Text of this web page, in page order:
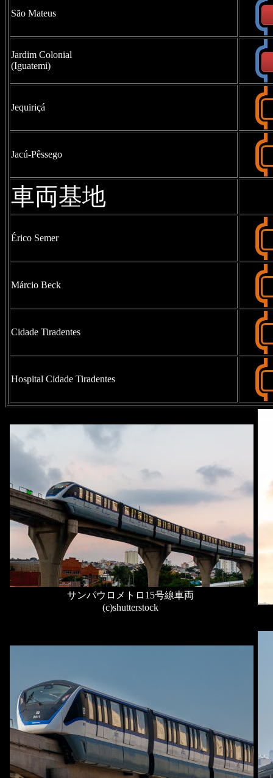
São Mateus
Jardim Colonial
(Iguatemi)
Jequiriçá
Jacú-Pêssego
車両基地
Érico Semer
Márcio Beck
Cidade Tiradentes
Hospital Cidade Tiradentes
サンパウロメトロ15号線車両
(c)shutterstock